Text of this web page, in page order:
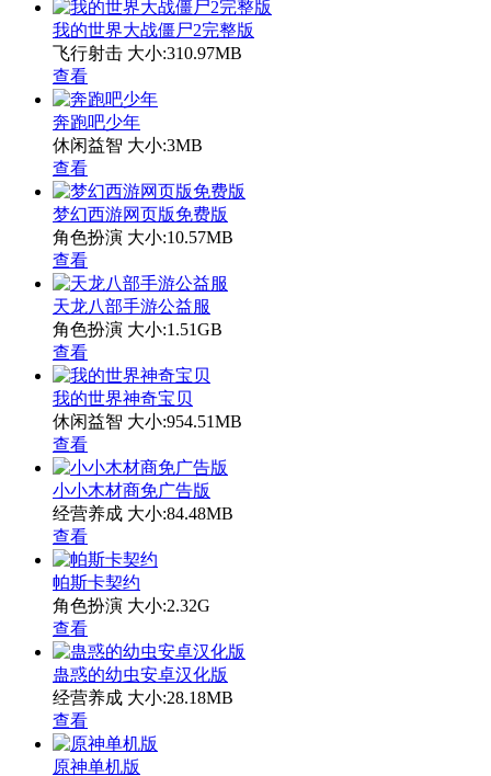
我的世界大战僵尸2完整版
飞行射击 大小:310.97MB
查看
奔跑吧少年
休闲益智 大小:3MB
查看
梦幻西游网页版免费版
角色扮演 大小:10.57MB
查看
天龙八部手游公益服
角色扮演 大小:1.51GB
查看
我的世界神奇宝贝
休闲益智 大小:954.51MB
查看
小小木材商免广告版
经营养成 大小:84.48MB
查看
帕斯卡契约
角色扮演 大小:2.32G
查看
蛊惑的幼虫安卓汉化版
经营养成 大小:28.18MB
查看
原神单机版